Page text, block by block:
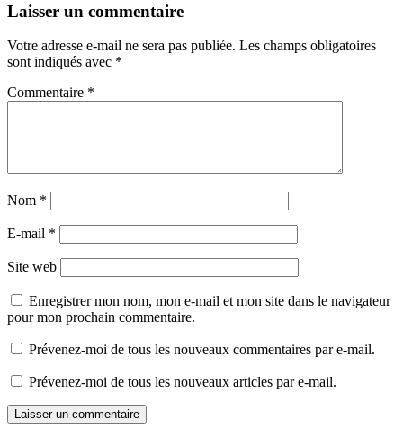
Laisser un commentaire
Votre adresse e-mail ne sera pas publiée. Les champs obligatoires
sont indiqués avec *
Commentaire *
Nom *
E-mail *
Site web
Enregistrer mon nom, mon e-mail et mon site dans le navigateur
pour mon prochain commentaire.
Prévenez-moi de tous les nouveaux commentaires par e-mail.
Prévenez-moi de tous les nouveaux articles par e-mail.